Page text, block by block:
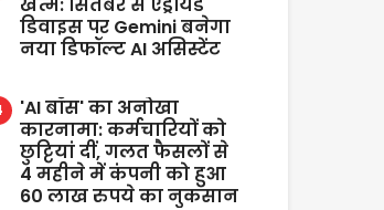
डिवाइस पर Gemini बनेगा
नया डिफॉल्ट AI असिस्टेंट
'AI बॉस' का अनोखा
कारनामा: कर्मचारियों को
छुट्टियां दीं, गलत फैसलों से
4 महीने में कंपनी को हुआ
60 लाख रुपये का नुकसान